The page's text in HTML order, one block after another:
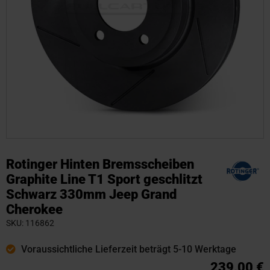
Rotinger Hinten Bremsscheiben
Graphite Line T1 Sport geschlitzt
Schwarz 330mm Jeep Grand
Cherokee
SKU 116862
Voraussichtliche Lieferzeit beträgt 5-10 Werktage
Anfang
der
Bildgalerie
springen